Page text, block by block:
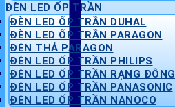
ĐÈN LED ỐP TRẦN
ĐÈN LED ỐP TRẦN DUHAL
ĐÈN LED ỐP TRẦN PARAGON
ĐÈN THẢ PARAGON
ĐÈN LED ỐP TRẦN PHILIPS
ĐÈN LED ỐP TRẦN RẠNG ĐÔNG
ĐÈN LED ỐP TRẦN PANASONIC
ĐÈN LED ỐP TRẦN NANOCO